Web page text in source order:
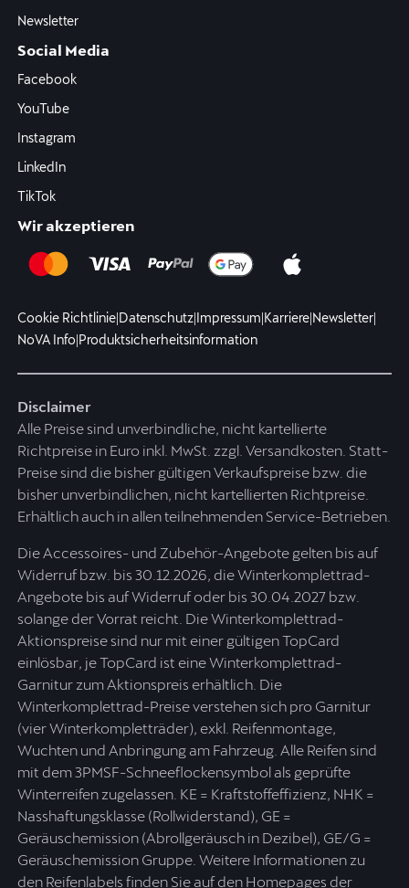
Newsletter
Social Media
Facebook
YouTube
Instagram
LinkedIn
TikTok
Wir akzeptieren
Cookie Richtlinie|Datenschutz|Impressum|Karriere|Newsletter|
NoVA Info|Produktsicherheitsinformation
Disclaimer
Alle Preise sind unverbindliche, nicht kartellierte
Richtpreise in Euro inkl. MwSt. zzgl. Versandkosten. Statt-
Preise sind die bisher gültigen Verkaufspreise bzw. die
bisher unverbindlichen, nicht kartellierten Richtpreise.
Erhältlich auch in allen teilnehmenden Service-Betrieben.
Die Accessoires- und Zubehör-Angebote gelten bis auf
Widerruf bzw. bis 30.12.2026, die Winterkomplettrad-
Angebote bis auf Widerruf oder bis 30.04.2027 bzw.
solange der Vorrat reicht. Die Winterkomplettrad-
Aktionspreise sind nur mit einer gültigen TopCard
einlösbar, je TopCard ist eine Winterkomplettrad-
Garnitur zum Aktionspreis erhältlich. Die
Winterkomplettrad-Preise verstehen sich pro Garnitur
(vier Winterkompletträder), exkl. Reifenmontage,
Wuchten und Anbringung am Fahrzeug. Alle Reifen sind
mit dem 3PMSF-Schneeflockensymbol als geprüfte
Winterreifen zugelassen. KE = Kraftstoffeffizienz, NHK =
Nasshaftungsklasse (Rollwiderstand), GE =
Geräuschemission (Abrollgeräusch in Dezibel), GE/G =
Geräuschemission Gruppe. Weitere Informationen zu
den Reifenlabels finden Sie auf den Homepages der